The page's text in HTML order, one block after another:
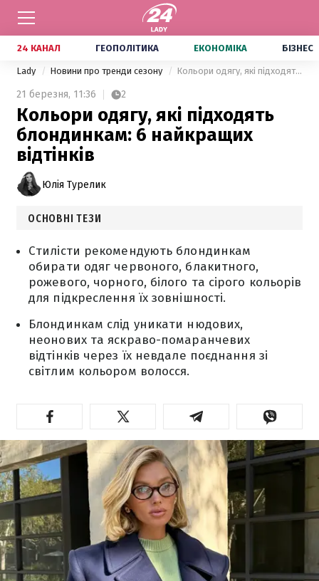
24 КАНАЛ ГЕОПОЛІТИКА ЕКОНОМІКА БІЗНЕС
Lady Новини про тренди сезону Кольори одягу, які підходять блондинкам: 6 найкращих відтінків
21 березня, 11:36 2
Кольори одягу, які підходять
блондинкам: 6 найкращих
відтінків
Юлія Турелик
ОСНОВНІ ТЕЗИ
Стилісти рекомендують блондинкам
обирати одяг червоного, блакитного,
рожевого, чорного, білого та сірого кольорів
для підкреслення їх зовнішності.
Блондинкам слід уникати нюдових,
неонових та яскраво-помаранчевих
відтінків через їх невдале поєднання зі
світлим кольором волосся.